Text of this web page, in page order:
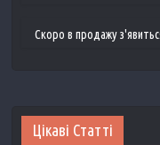
Скоро в продажу
Цікаві Статті